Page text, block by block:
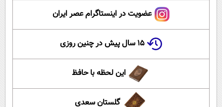
عضویت در اینستاگرام عصر ایران
۱۵ سال پیش در چنین روزی
این لحظه با حافظ
گلستان سعدی